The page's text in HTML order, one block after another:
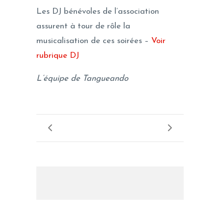
Les DJ bénévoles de l’association
assurent à tour de rôle la
musicalisation de ces soirées – Voir
rubrique DJ
L’équipe de Tangueando